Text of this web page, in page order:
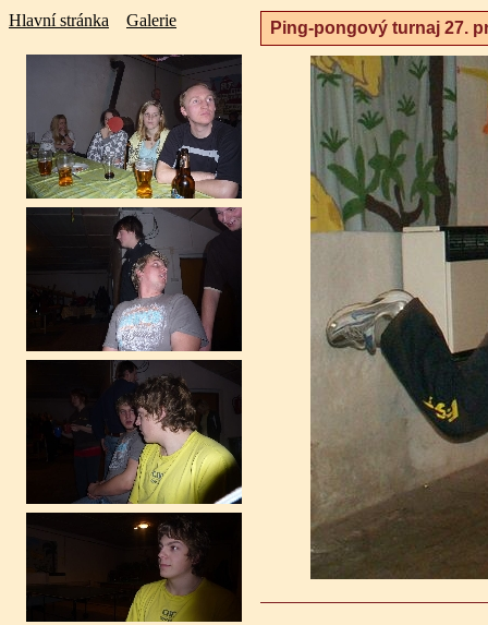
Hlavní stránka Galerie Ping-pongový turnaj 27.